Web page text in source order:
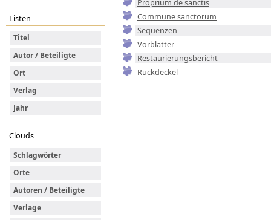
Listen
Titel
Autor / Beteiligte
Ort
Verlag
Jahr
Clouds
Schlagwörter
Orte
Autoren / Beteiligte
Verlage
Proprium de sanctis
Commune sanctorum
Sequenzen
Vorblätter
Restaurierungsbericht
Rückdeckel